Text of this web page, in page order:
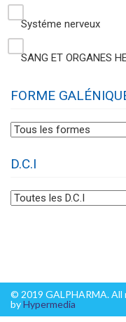
Systéme nerveux
SANG ET ORGANES
FORME
D.C.I
© 2019 GALPHARMA.
byHypermedia